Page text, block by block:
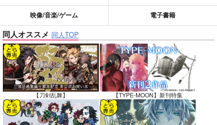
重要 ポイント付与・管理体制改定のお知らせ（2024.11.20 掲載）
全てのお知らせを見る
映像/音楽/ゲーム 電子書籍
同人オススメ 同人TOP
【刀剣乱舞】 【TYPE-MOON】新刊特集